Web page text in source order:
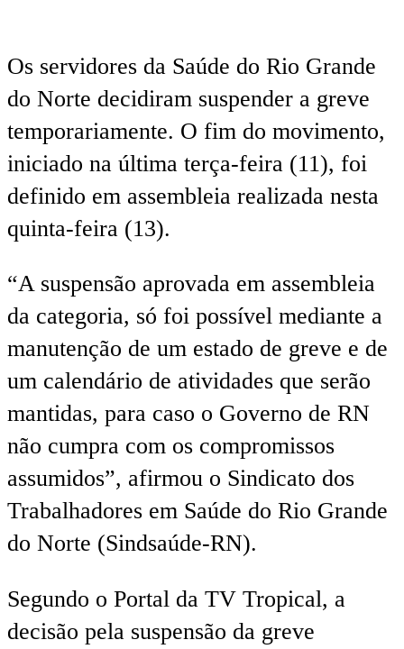
Os servidores da Saúde do Rio Grande
do Norte decidiram suspender a greve
temporariamente. O fim do movimento,
iniciado na última terça-feira (11), foi
definido em assembleia realizada nesta
quinta-feira (13).
“A suspensão aprovada em assembleia
da categoria, só foi possível mediante a
manutenção de um estado de greve e de
um calendário de atividades que serão
mantidas, para caso o Governo de RN
não cumpra com os compromissos
assumidos”, afirmou o Sindicato dos
Trabalhadores em Saúde do Rio Grande
do Norte (Sindsaúde-RN).
Segundo o Portal da TV Tropical, a
decisão pela suspensão da greve